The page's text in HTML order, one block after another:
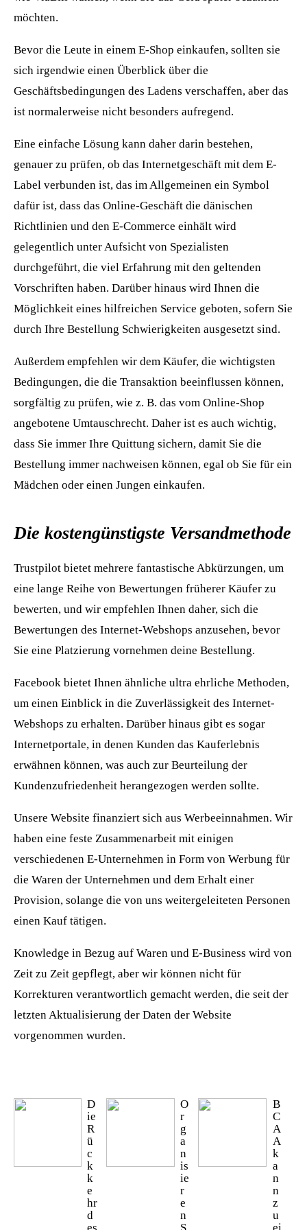
möchten.
Bevor die Leute in einem E-Shop einkaufen, sollten sie
sich irgendwie einen Überblick über die
Geschäftsbedingungen des Ladens verschaffen, aber das
ist normalerweise nicht besonders aufregend.
Eine einfache Lösung kann daher darin bestehen,
genauer zu prüfen, ob das Internetgeschäft mit dem E-
Label verbunden ist, das im Allgemeinen ein Symbol
dafür ist, dass das Online-Geschäft die dänischen
Richtlinien und den E-Commerce einhält wird
gelegentlich unter Aufsicht von Spezialisten
durchgeführt, die viel Erfahrung mit den geltenden
Vorschriften haben. Darüber hinaus wird Ihnen die
Möglichkeit eines hilfreichen Service geboten, sofern Sie
durch Ihre Bestellung Schwierigkeiten ausgesetzt sind.
Außerdem empfehlen wir dem Käufer, die wichtigsten
Bedingungen, die die Transaktion beeinflussen können,
sorgfältig zu prüfen, wie z. B. das vom Online-Shop
angebotene Umtauschrecht. Daher ist es auch wichtig,
dass Sie immer Ihre Quittung sichern, damit Sie die
Bestellung immer nachweisen können, egal ob Sie für ein
Mädchen oder einen Jungen einkaufen.
Die kostengünstigste Versandmethode
Trustpilot bietet mehrere fantastische Abkürzungen, um
eine lange Reihe von Bewertungen früherer Käufer zu
bewerten, und wir empfehlen Ihnen daher, sich die
Bewertungen des Internet-Webshops anzusehen, bevor
Sie eine Platzierung vornehmen deine Bestellung.
Facebook bietet Ihnen ähnliche ultra ehrliche Methoden,
um einen Einblick in die Zuverlässigkeit des Internet-
Webshops zu erhalten. Darüber hinaus gibt es sogar
Internetportale, in denen Kunden das Kauferlebnis
erwähnen können, was auch zur Beurteilung der
Kundenzufriedenheit herangezogen werden sollte.
Unsere Website finanziert sich aus Werbeeinnahmen. Wir
haben eine feste Zusammenarbeit mit einigen
verschiedenen E-Unternehmen in Form von Werbung für
die Waren der Unternehmen und dem Erhalt einer
Provision, solange die von uns weitergeleiteten Personen
einen Kauf tätigen.
Knowledge in Bezug auf Waren und E-Business wird von
Zeit zu Zeit gepflegt, aber wir können nicht für
Korrekturen verantwortlich gemacht werden, die seit der
letzten Aktualisierung der Daten der Website
vorgenommen wurden.
D
ie
R
ü
c
k
k
e
hr
d
es
O
r
g
a
n
is
ie
r
e
n
S
B
C
A
A
k
a
n
n
z
u
ei